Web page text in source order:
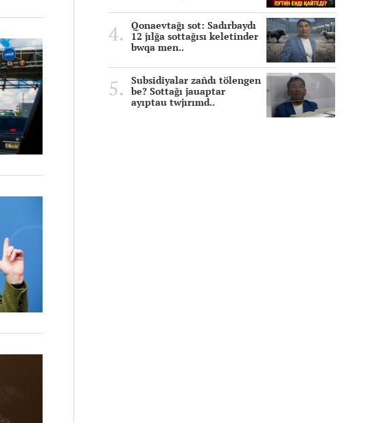
Qonaevtağı sot: Sadırbaydı
12 jılğa sottağısı keletinder
bwqa men..
Subsidiyalar zañdı tölengen
be? Sottağı jauaptar
ayıptau twjırımd..